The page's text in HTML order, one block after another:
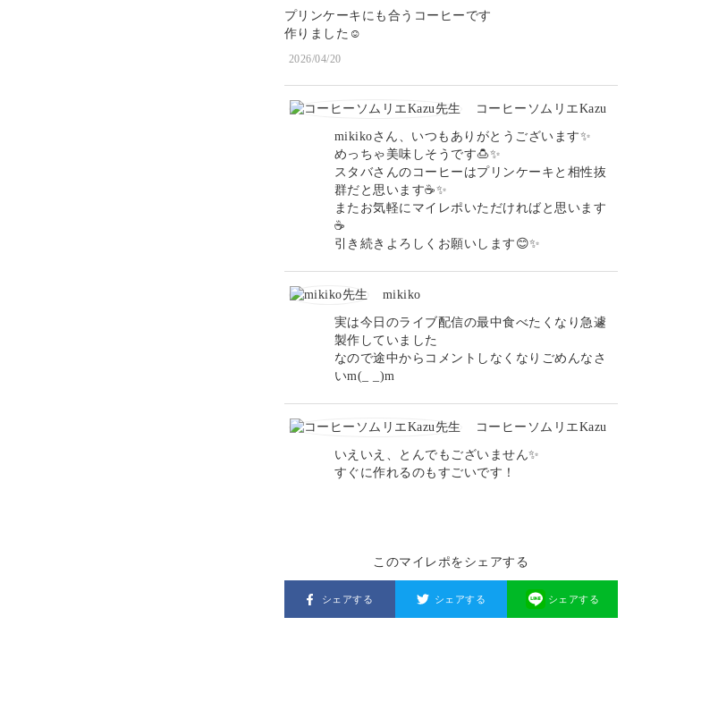
プリンケーキにも合うコーヒーです
作りました☺️
2026/04/20
コーヒーソムリエKazu
mikikoさん、いつもありがとうございます✨
めっちゃ美味しそうです🍮✨
スタバさんのコーヒーはプリンケーキと相性抜
群だと思います☕✨
またお気軽にマイレポいただければと思います
☕
引き続きよろしくお願いします😊✨
mikiko
実は今日のライブ配信の最中食べたくなり急遽
製作していました
なので途中からコメントしなくなりごめんなさ
いm(_ _)m
コーヒーソムリエKazu
いえいえ、とんでもございません✨
すぐに作れるのもすごいです！
このマイレポをシェアする
シェアする シェアする シェアする